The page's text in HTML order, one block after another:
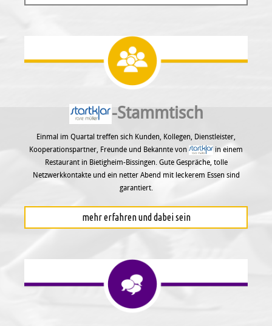
-Stammtisch
Einmal im Quartal treffen sich Kunden, Kollegen, Dienstleister,
Kooperationspartner, Freunde und Bekannte von
in einem
Restaurant in Bietigheim-Bissingen. Gute Gespräche, tolle
Netzwerkkontakte und ein netter Abend mit leckerem Essen sind
garantiert.
mehr erfahren und dabei sein